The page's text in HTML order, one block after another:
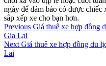
ngày để đảm bảo có được
sắp xếp xe cho bạn hơn.
Previous Giá thuê xe hợp đồng
Gia Lai
Next Giá thuê xe hợp đồng du
Lai